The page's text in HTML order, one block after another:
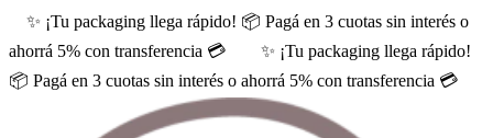
✨ ¡Tu packaging llega rápido! 📦 Pagá en 3 cuotas sin interés o
ahorrá 5% con transferencia 💳
✨ ¡Tu packaging llega rápido!
📦 Pagá en 3 cuotas sin interés o ahorrá 5% con transferencia 💳